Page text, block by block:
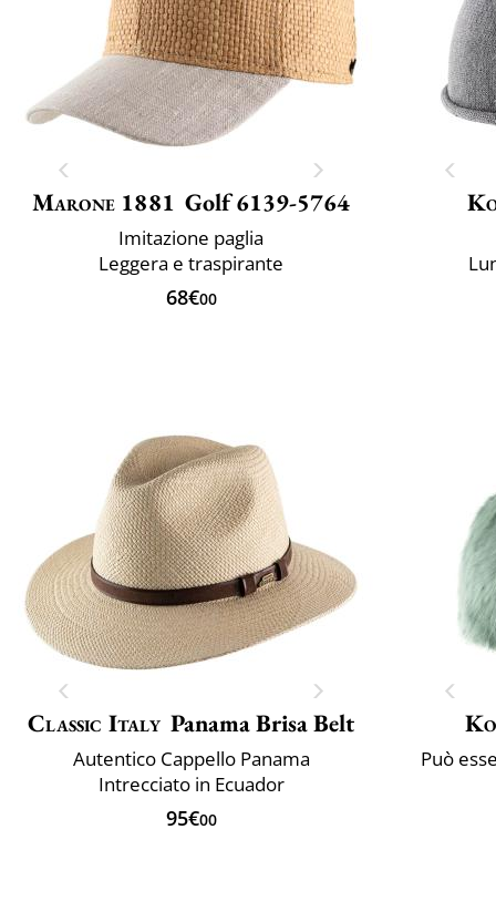
Marone 1881 Golf 6139-5764
Imitazione paglia
Leggera e traspirante
68€00
Classic Italy Panama Brisa Belt
Autentico Cappello Panama
Intrecciato in Ecuador
95€00
Può